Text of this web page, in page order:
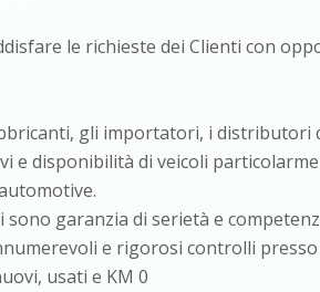
le richieste dei Clienti con
gli importatori, i distributori
e disponibilità di veicoli
garanzia di serietà e
e rigorosi controlli
usati e KM 0